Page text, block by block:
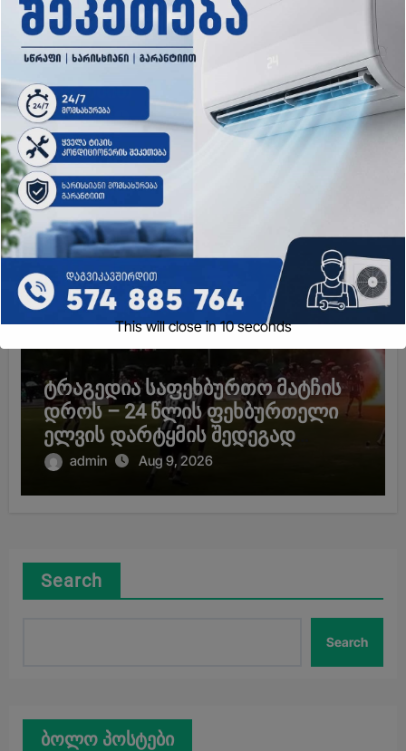
„ძალიან ფრთხილად იყავით,
ვისთან მიდიხართ და ვის
ენდობით“ – გოგა მანია
admin Aug 9, 2026
ტრაგედია საფეხბურთო მატჩის
დროს – 24 წლის ფეხბურთელი
ელვის დარტყმის შედეგად
გარდაიცვალა
admin Aug 9, 2026
Search
Search
ბოლო პოსტები
This will close in9seconds